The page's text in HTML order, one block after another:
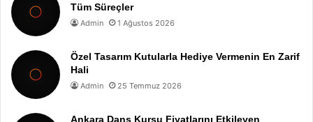
Tüm Süreçler
Admin 1 Ağustos 2026
Özel Tasarım Kutularla Hediye Vermenin En Zarif
Hali
Admin 25 Temmuz 2026
Ankara Dans Kursu Fiyatlarını Etkileyen